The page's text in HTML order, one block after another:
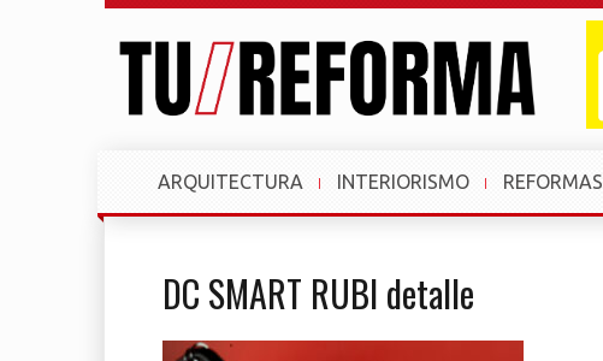
ARQUITECTURA INTERIORISMO REFORMAS
DC SMART RUBI detalle